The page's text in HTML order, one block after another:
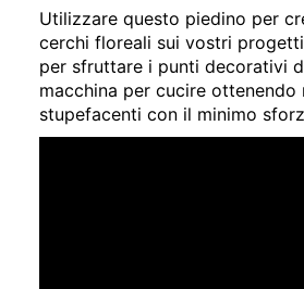
Utilizzare questo piedino per
cerchi floreali sui vostri
per sfruttare i punti decorativi
macchina per cucire ottenendo
stupefacenti con il minimo